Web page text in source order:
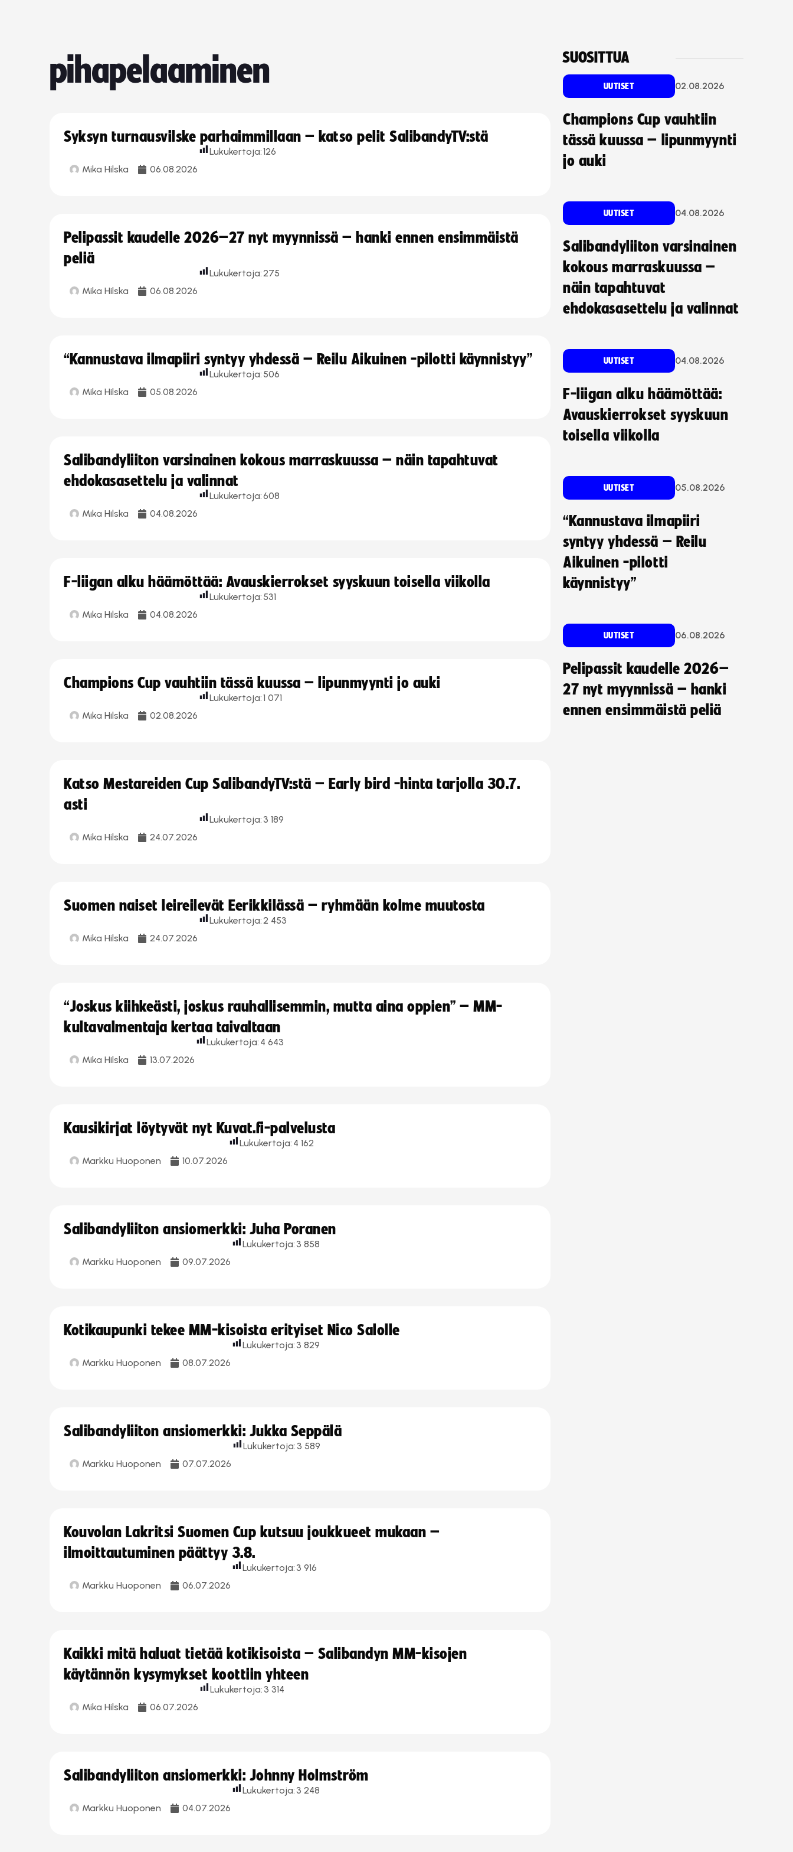
pihapelaaminen
Syksyn turnausvilske parhaimmillaan – katso pelit SalibandyTV:stä
Mika Hilska 06.08.2026
Lukukertoja:126
Pelipassit kaudelle 2026–27 nyt myynnissä – hanki ennen ensimmäistä
peliä
Mika Hilska 06.08.2026
Lukukertoja:275
“Kannustava ilmapiiri syntyy yhdessä – Reilu Aikuinen -pilotti käynnistyy”
Mika Hilska 05.08.2026
Lukukertoja: 506
Salibandyliiton varsinainen kokous marraskuussa – näin tapahtuvat
ehdokasasettelu ja valinnat
Mika Hilska 04.08.2026
Lukukertoja:608
F-liigan alku häämöttää: Avauskierrokset syyskuun toisella viikolla
Mika Hilska 04.08.2026
Lukukertoja: 531
Champions Cup vauhtiin tässä kuussa – lipunmyynti jo auki
Mika Hilska 02.08.2026
Lukukertoja:1 071
Katso Mestareiden Cup SalibandyTV:stä – Early bird -hinta tarjolla 30.7.
asti
Mika Hilska 24.07.2026
Lukukertoja: 3 189
Suomen naiset leireilevät Eerikkilässä – ryhmään kolme muutosta
Mika Hilska 24.07.2026
Lukukertoja:2 453
“Joskus kiihkeästi, joskus rauhallisemmin, mutta aina oppien” – MM-
kultavalmentaja kertaa taivaltaan
Mika Hilska 13.07.2026
Lukukertoja: 4 643
Kausikirjat löytyvät nyt Kuvat.fi-palvelusta
Markku Huoponen 10.07.2026
Lukukertoja: 4 162
Salibandyliiton ansiomerkki: Juha Poranen
Markku Huoponen 09.07.2026
Lukukertoja: 3 858
Kotikaupunki tekee MM-kisoista erityiset Nico Salolle
Markku Huoponen 08.07.2026
Lukukertoja: 3 829
Salibandyliiton ansiomerkki: Jukka Seppälä
Markku Huoponen 07.07.2026
Lukukertoja: 3 589
Kouvolan Lakritsi Suomen Cup kutsuu joukkueet mukaan –
ilmoittautuminen päättyy 3.8.
Markku Huoponen 06.07.2026
Lukukertoja: 3 916
Kaikki mitä haluat tietää kotikisoista – Salibandyn MM-kisojen
käytännön kysymykset koottiin yhteen
Mika Hilska 06.07.2026
Lukukertoja: 3 314
Salibandyliiton ansiomerkki: Johnny Holmström
Markku Huoponen 04.07.2026
Lukukertoja: 3 248
SUOSITTUA
UUTISET 02.08.2026
Champions Cup vauhtiin
tässä kuussa – lipunmyynti
jo auki
UUTISET 04.08.2026
Salibandyliiton varsinainen
kokous marraskuussa –
näin tapahtuvat
ehdokasasettelu ja valinnat
UUTISET 04.08.2026
F-liigan alku häämöttää:
Avauskierrokset syyskuun
toisella viikolla
UUTISET 05.08.2026
“Kannustava ilmapiiri
syntyy yhdessä – Reilu
Aikuinen -pilotti
käynnistyy”
UUTISET 06.08.2026
Pelipassit kaudelle 2026–
27 nyt myynnissä – hanki
ennen ensimmäistä peliä